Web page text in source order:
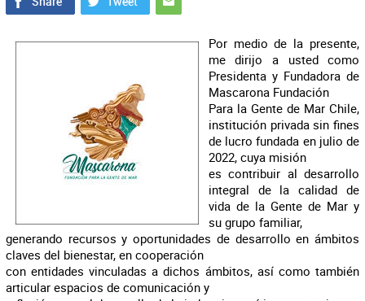
Por medio de la presente,
me dirijo a usted como
Presidenta y Fundadora de
Mascarona Fundación
Para la Gente de Mar Chile,
institución privada sin fines
de lucro fundada en julio de
2022, cuya misión
es contribuir al desarrollo
integral de la calidad de
vida de la Gente de Mar y
su grupo familiar,
generando recursos y oportunidades de desarrollo en ámbitos
claves del bienestar, en cooperación
con entidades vinculadas a dichos ámbitos, así como también
articular espacios de comunicación y